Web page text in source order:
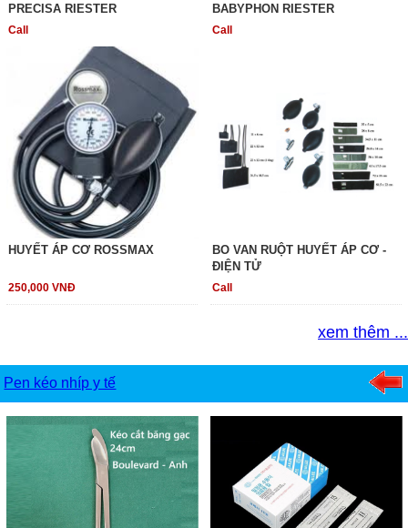
PRECISA RIESTER
Call
BABYPHON RIESTER
Call
HUYẾT ÁP CƠ ROSSMAX
250,000 VNĐ
BO VAN RUỘT HUYẾT ÁP CƠ -
ĐIỆN TỬ
Call
xem thêm ...
Pen kéo nhíp y tế